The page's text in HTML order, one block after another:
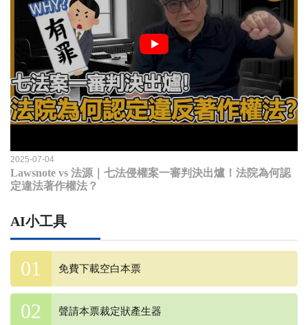
2025-07-04
Lawsnote vs 法源｜七法侵權案一審判決出爐！法院為何認
定違法著作權法？
AI小工具
免費下載空白本票
聲請本票裁定狀產生器